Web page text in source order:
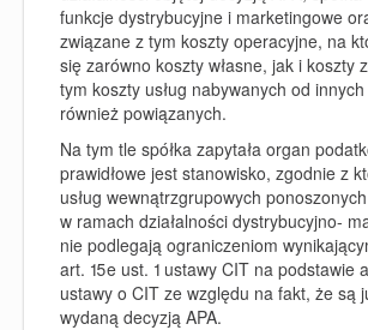
funkcje dystrybucyjne i marketingowe
związane z tym koszty operacyjne, na
się zarówno koszty własne, jak i koszty
tym koszty usług nabywanych od
również powiązanych.
Na tym tle spółka zapytała organ
prawidłowe jest stanowisko, zgodnie z
usług wewnątrzgrupowych
w ramach działalności dystrybucyjno-
nie podlegają ograniczeniom
art. 15e ust. 1 ustawy CIT na podstawie
ustawy o CIT ze względu na fakt, że są
wydaną decyzją APA.